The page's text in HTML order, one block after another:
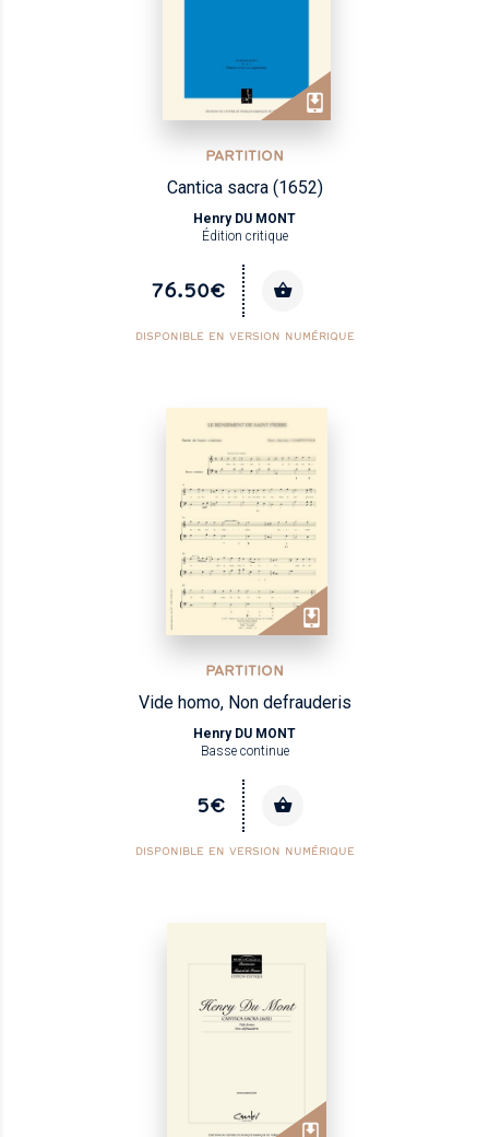
PARTITION
Cantica sacra (1652)
Henry DU MONT
Édition critique
76.50€
DISPONIBLE EN VERSION NUMÉRIQUE
PARTITION
Vide homo, Non defrauderis
Henry DU MONT
Basse continue
5€
DISPONIBLE EN VERSION NUMÉRIQUE